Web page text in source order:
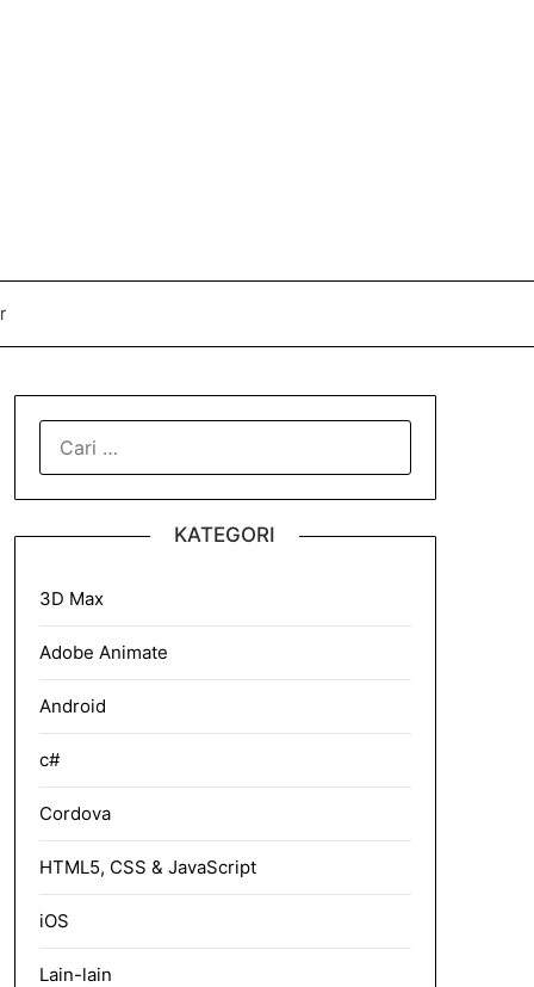
UNTUK:
KATEGORI
3D Max
Adobe Animate
Android
c#
Cordova
HTML5, CSS & JavaScript
iOS
Lain-lain